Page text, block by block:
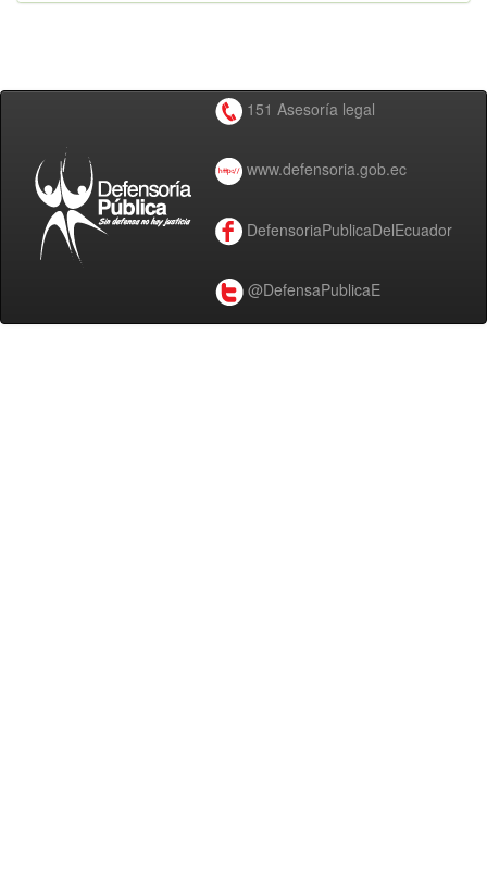
151 Asesoría legal
www.defensoria.gob.ec
DefensoriaPublicaDelEcuador
@DefensaPublicaE